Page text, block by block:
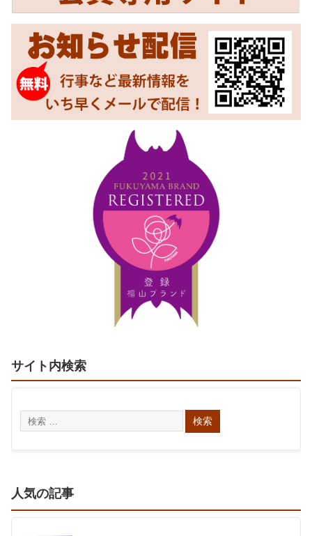
サイト内検索
人気の記事